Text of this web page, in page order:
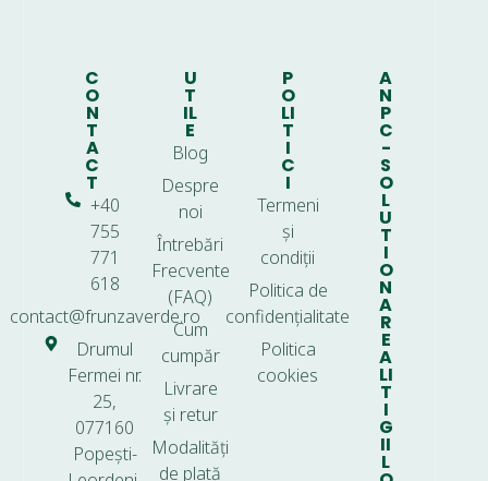
C
O
N
T
A
C
T
+40
755
771
618
contact@frunzaverde.ro
Drumul
Fermei nr.
25,
077160
Popești-
U
T
IL
E
Blog
Despre
noi
Întrebări
Frecvente
(FAQ)
Cum
cumpăr
Livrare
și retur
Modalități
de plată
P
O
LI
T
I
C
I
Termeni
și
condiții
Politica de
confidențialitate
Politica
cookies
A
N
P
C
-
S
O
L
U
T
I
O
N
A
R
E
A
LI
T
I
G
II
L